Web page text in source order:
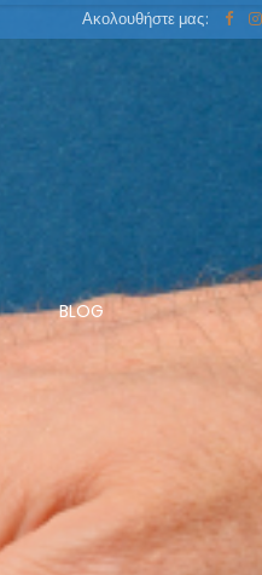
Ακολουθήστε μας:
BLOG